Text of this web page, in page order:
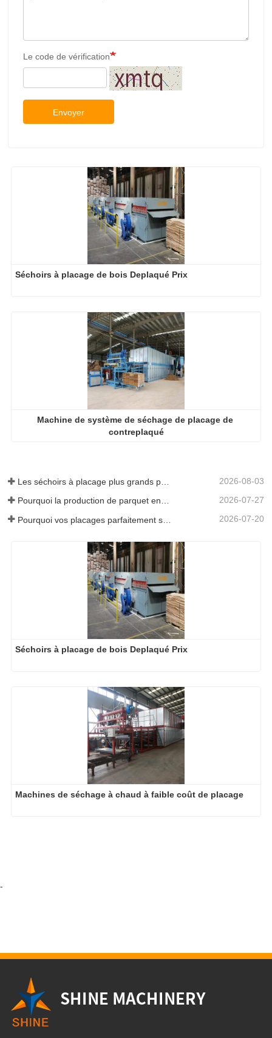
Le code de vérification
Envoyer
Séchoirs à placage de bois Deplaqué Prix
Machine de système de séchage de placage de
contreplaqué
2026-08-03
Pourquoi la production de parquet en eucalyptus a-t-elle besoin d'un séchoir à placages ? 2026-07-27
2026-07-20
Séchoirs à placage de bois Deplaqué Prix
Machines de séchage à chaud à faible coût de placage
-